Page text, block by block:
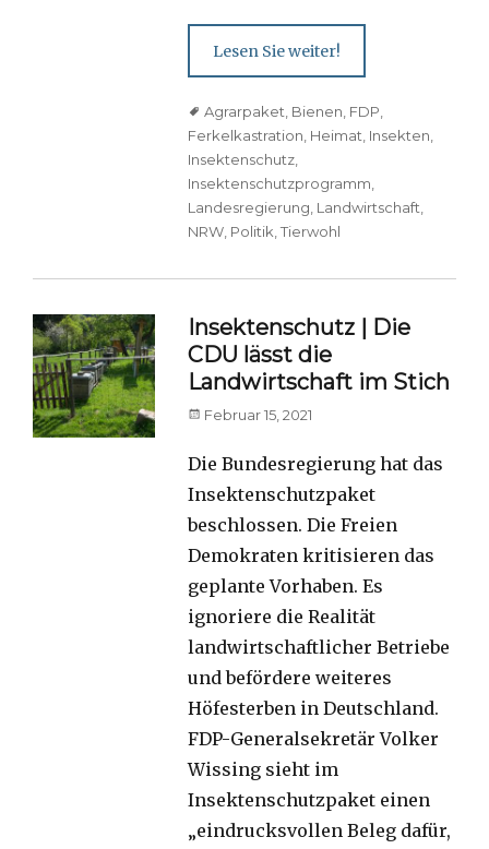
Lesen Sie weiter!
TagsAgrarpaket Bienen FDP
Ferkelkastration Heimat Insekten
Insektenschutz
Insektenschutzprogramm
Landesregierung Landwirtschaft
NRW Politik ,Tierwohl
Insektenschutz | Die
CDU lässt die
Landwirtschaft im Stich
Posted
Februar 15, 2021
Die Bundesregierung hat das
Insektenschutzpaket
beschlossen. Die Freien
Demokraten kritisieren das
geplante Vorhaben. Es
ignoriere die Realität
landwirtschaftlicher Betriebe
und befördere weiteres
Höfesterben in Deutschland.
FDP-Generalsekretär Volker
Wissing sieht im
Insektenschutzpaket einen
„eindrucksvollen Beleg dafür,